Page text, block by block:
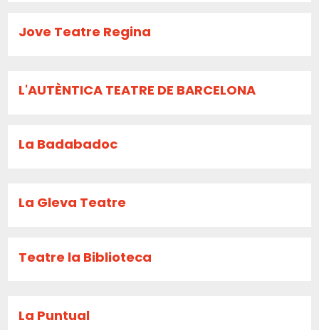
Jove Teatre Regina
L'AUTÈNTICA TEATRE DE BARCELONA
La Badabadoc
La Gleva Teatre
Teatre la Biblioteca
La Puntual